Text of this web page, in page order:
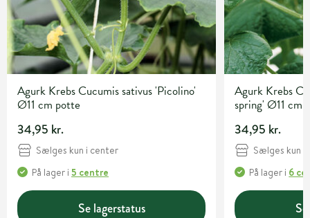
Agurk Krebs Cucumis sativus 'Picolino'
Ø11 cm potte
34,95 kr.
Sælges kun i center
På lager i 5 centre
Se lagerstatus
Agurk Krebs
spring' Ø11 cm
34,95 kr.
Sælges kun i
På lager i 6